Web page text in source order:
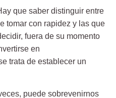
que saber distinguir entre
tomar con rapidez y las que
fuera de su momento
en
trata de establecer un
puede sobrevenirnos